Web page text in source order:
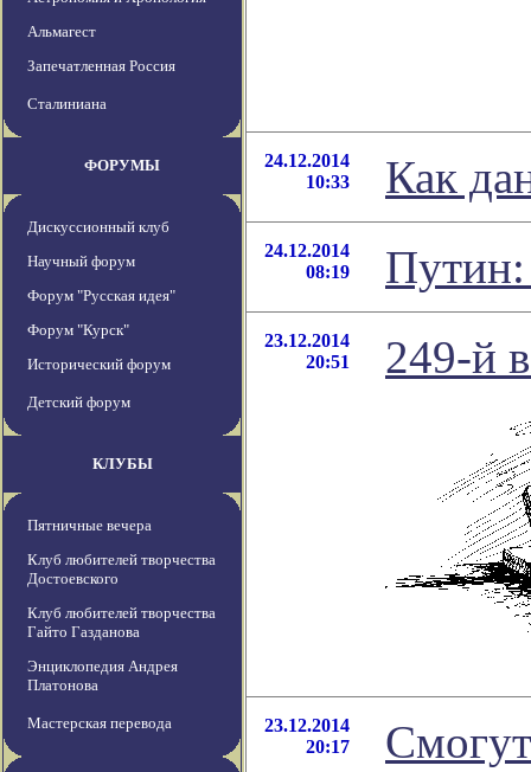
Альмагест
Запечатленная Россия
Сталиниана
ФОРУМЫ
Дискуссионный клуб
Научный форум
Форум "Русская идея"
Форум "Курск"
Исторический форум
Детский форум
КЛУБЫ
Пятничные вечера
Клуб любителей творчества
Достоевского
Клуб любителей творчества
Гайто Газданова
Энциклопедия Андрея
Платонова
Мастерская перевода
24.12.2014
10:33
Как
24.12.2014
08:19
23.12.2014
20:51
249-й
23.12.2014
20:17